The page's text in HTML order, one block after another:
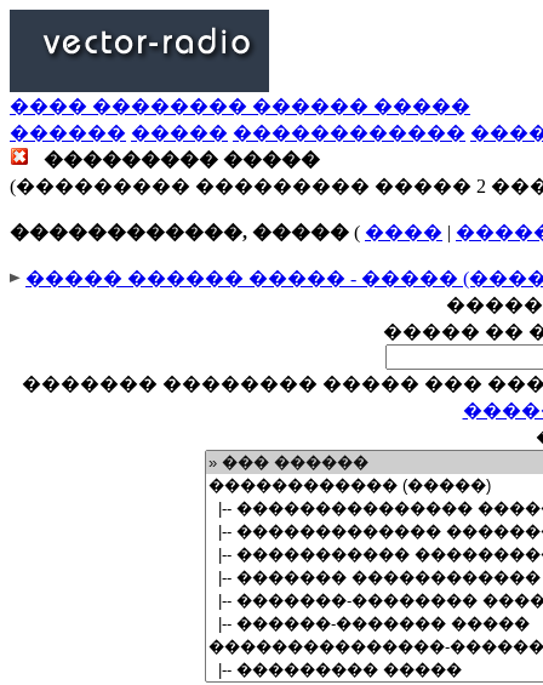
���� �������� ������ �����
������ ����� ������������
��������� �����
(��������� ��������� ����� 2
������������, ����� ( ���� |
����� ������ ����� - �����
����� ��
������� �������� ����� ���